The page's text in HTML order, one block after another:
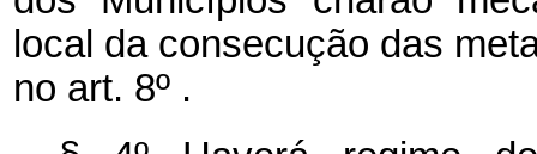
local da consecução das
no art. 8º .